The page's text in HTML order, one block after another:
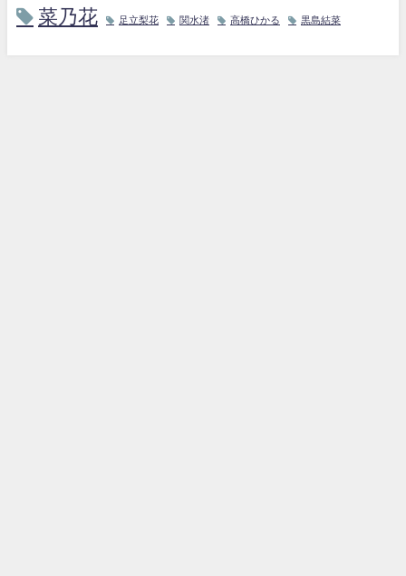
菜乃花 足立梨花 関水渚 高橋ひかる 黒島結菜